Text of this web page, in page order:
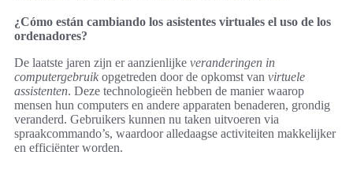
¿Cómo están cambiando los asistentes virtuales el uso de los
ordenadores?
De laatste jaren zijn er aanzienlijke veranderingen in
computergebruik opgetreden door de opkomst van virtuele
assistenten. Deze technologieën hebben de manier waarop
mensen hun computers en andere apparaten benaderen, grondig
veranderd. Gebruikers kunnen nu taken uitvoeren via
spraakcommando’s, waardoor alledaagse activiteiten makkelijker
en efficiënter worden.